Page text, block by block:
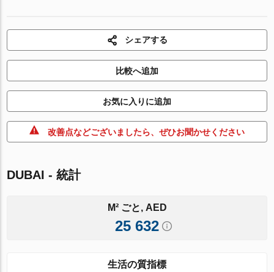
シェアする
比較へ追加
お気に入りに追加
改善点などございましたら、ぜひお聞かせください
DUBAI - 統計
M² ごと, AED
25 632
生活の質指標